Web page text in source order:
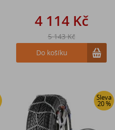
4 114 Kč
5 143 Kč
Do košíku
Sleva
20 %